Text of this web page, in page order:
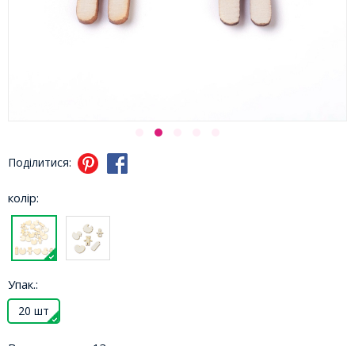
Поділитися:
колір:
Упак.:
20 шт